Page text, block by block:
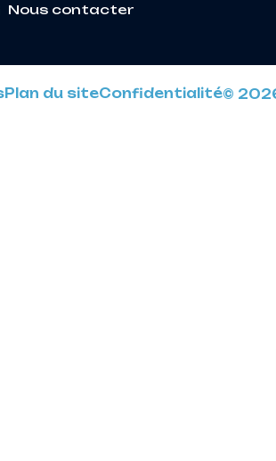
Nous contacter
Plan du siteConfidentialité©